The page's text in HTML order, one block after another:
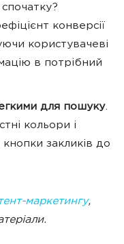
конверсії
користувачеві
в потрібний
для пошуку.
кольори і
закликів до
маркетингу,